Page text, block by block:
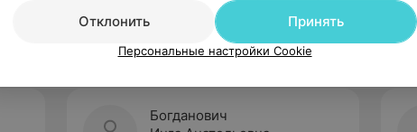
Богданович
Отклонить
Принять
Персональные настройки Cookie